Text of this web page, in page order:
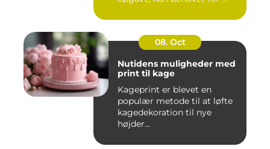
08. Oct
Nutidens muligheder med
print til kage
Kageprint er blevet en
populær metode til at løfte
kagedekoration til nye
højder...